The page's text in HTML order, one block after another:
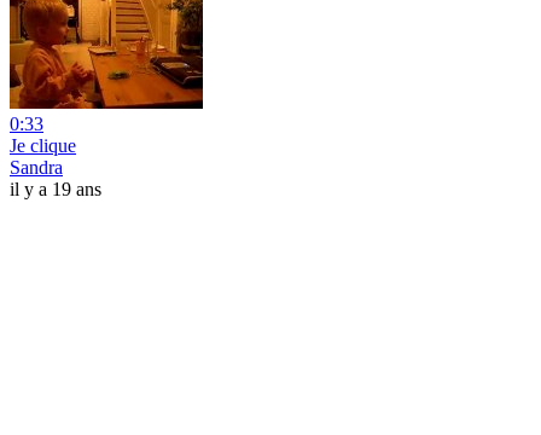
0:33
Je clique
Sandra
il y a 19 ans